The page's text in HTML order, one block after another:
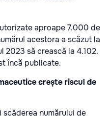
aproape 7.000 de
acestora a scăzut la
2023 să crească la 4.102.
încă publicate.
crește riscul de
numărului de